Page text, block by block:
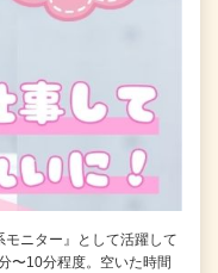
ニター』として活躍して
〜10分程度。空いた時間